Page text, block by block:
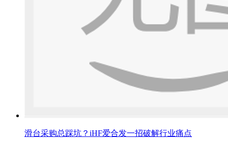
滑台采购总踩坑？iHF爱合发一招破解行业痛点